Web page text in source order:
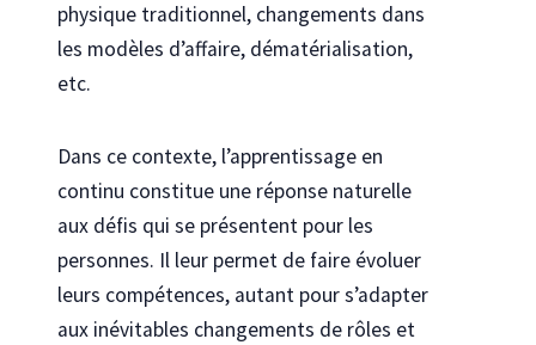
physique traditionnel, changements dans
les modèles d’affaire, dématérialisation,
etc.
Dans ce contexte, l’apprentissage en
continu constitue une réponse naturelle
aux défis qui se présentent pour les
personnes. Il leur permet de faire évoluer
leurs compétences, autant pour s’adapter
aux inévitables changements de rôles et